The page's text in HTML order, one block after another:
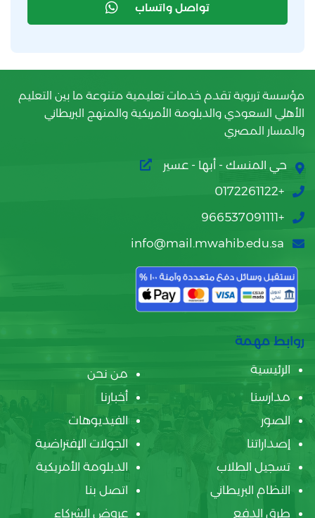
تواصل واتساب
مؤسسة تربوية تقدم خدمات تعليمية متنوعة ما بين التعليم
الأهلي السعودي والدبلومة الأمريكية والمنهج البريطاني
والمسار المصري
حي المنسك - أبها - عسير
+0172261122
+966537091111
info@mail.mwahib.edu.sa
روابط مهمة
الرئيسية
من نحن
مدارسنا
أخبارنا
الصور
الفيديوهات
إصداراتنا
الجولات الإفتراضية
تسجيل الطلاب
الدبلومة الأمريكية
النظام البريطاني
اتصل بنا
طرق الدفع
عروض الشركاء